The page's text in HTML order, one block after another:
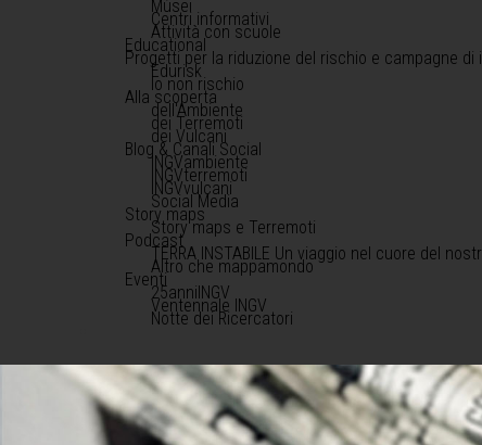
Musei
Centri informativi
Attività con scuole
Educational
Progetti per la riduzione del rischio e campagne di
Edurisk
Io non rischio
Alla scoperta
dell'Ambiente
dei Terremoti
dei Vulcani
Blog & Canali Social
INGVambiente
INGVterremoti
INGVvulcani
Social Media
Story maps
Story maps e Terremoti
Podcast
TERRA INSTABILE Un viaggio nel cuore del
Altro che mappamondo
Eventi
25anniINGV
Ventennale INGV
Notte dei Ricercatori